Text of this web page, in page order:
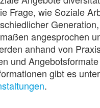
Frage, wie Soziale
angesprochen
anhand von
und
gibt es
.